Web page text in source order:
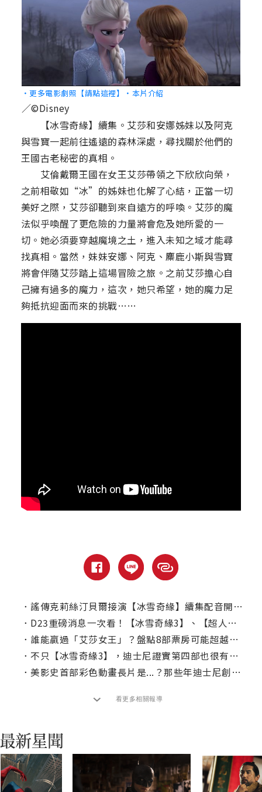
‧更多電影劇照【請點這裡】 ‧本片介紹
／©Disney
【冰雪奇緣】續集。艾莎和安娜姊妹以及阿克
與雪寶一起前往遙遠的森林深處，尋找關於他們的
王國古老秘密的真相。
艾倫戴爾王國在女王艾莎帶領之下欣欣向榮，
之前相敬如“冰”的姊妹也化解了心結，正當一切
美好之際，艾莎卻聽到來自遠方的呼喚。艾莎的魔
法似乎喚醒了更危險的力量將會危及她所愛的一
切。她必須要穿越魔境之土，進入未知之域才能尋
找真相。當然，妹妹安娜、阿克、麋鹿小斯與雪寶
將會伴隨艾莎踏上這場冒險之旅。之前艾莎擔心自
己擁有過多的魔力，這次，她只希望，她的魔力足
夠抵抗迎面而來的挑戰……
． 謠傳克莉絲汀貝爾接演【冰雪奇緣】續集配音開價六千萬美元？本人澄清
． D23重磅消息一次看！【冰雪奇緣3】、【超人特攻隊3】不遠了！
． 誰能贏過「艾莎女王」？盤點8部票房可能超越【冰雪奇緣2】的動畫
． 不只【冰雪奇緣3】，迪士尼證實第四部也很有機會！
． 美影史首部彩色動畫長片是...？那些年迪士尼創造的「第一次」你知道幾個？
看更多相關報導